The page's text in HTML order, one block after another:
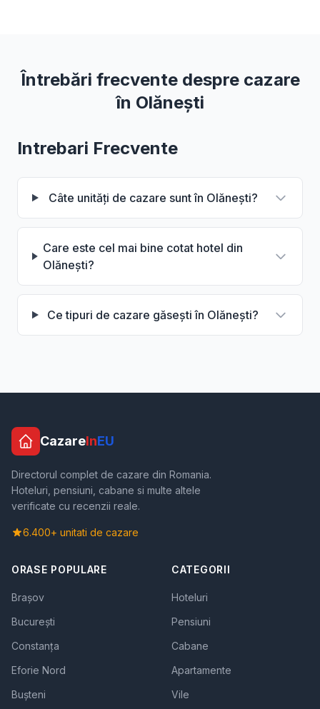
Întrebări frecvente despre cazare
în Olănești
Intrebari Frecvente
Câte unități de cazare sunt în Olănești?
Care este cel mai bine cotat hotel din
Olănești?
Ce tipuri de cazare găsești în Olănești?
CazareInEU
Directorul complet de cazare din Romania.
Hoteluri, pensiuni, cabane si multe altele
verificate cu recenzii reale.
6.400+ unitati de cazare
ORASE POPULARE
Brașov
București
Constanța
Eforie Nord
Bușteni
CATEGORII
Hoteluri
Pensiuni
Cabane
Apartamente
Vile